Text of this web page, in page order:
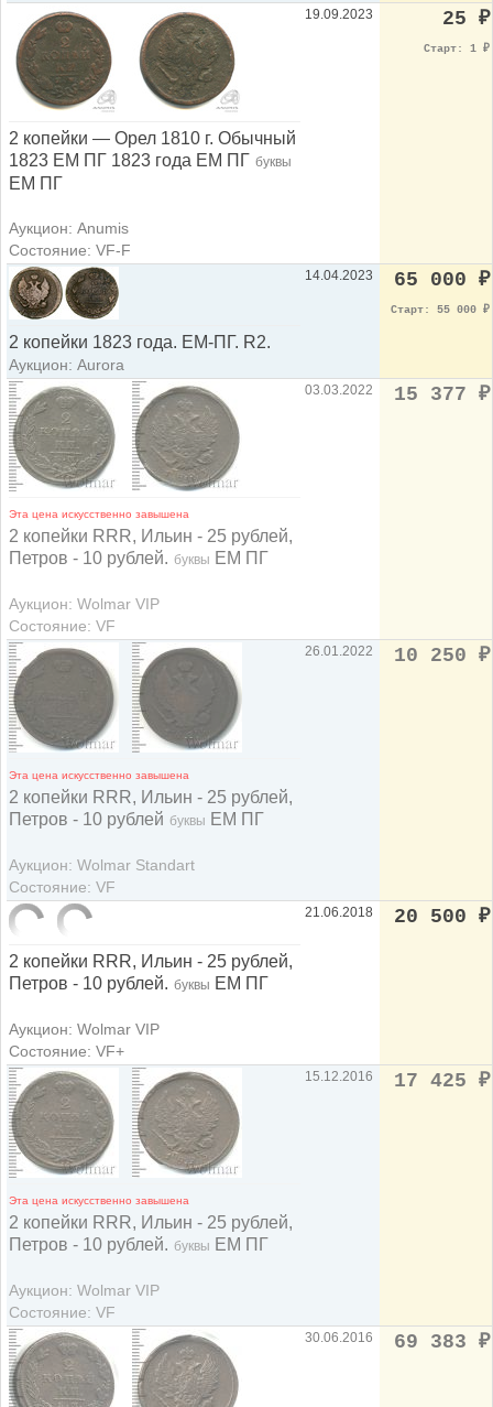
2 копейки — Орел 1810 г. Обычный
1823 ЕМ ПГ 1823 года ЕМ ПГ буквы
ЕМ ПГ
Аукцион: Anumis
Состояние: VF-F
19.09.2023 25 ₽
Старт: 1 ₽
2 копейки 1823 года. ЕМ-ПГ. R2.
Аукцион: Aurora
14.04.2023 65 000 ₽
Старт: 55 000 ₽
Эта цена искусственно завышена
2 копейки RRR, Ильин - 25 рублей,
Петров - 10 рублей. буквы ЕМ ПГ
Аукцион: Wolmar VIP
Состояние: VF
03.03.2022 15 377 ₽
Эта цена искусственно завышена
2 копейки RRR, Ильин - 25 рублей,
Петров - 10 рублей буквы ЕМ ПГ
Аукцион: Wolmar Standart
Состояние: VF
26.01.2022 10 250 ₽
2 копейки RRR, Ильин - 25 рублей,
Петров - 10 рублей. буквы ЕМ ПГ
Аукцион: Wolmar VIP
Состояние: VF+
21.06.2018 20 500 ₽
Эта цена искусственно завышена
2 копейки RRR, Ильин - 25 рублей,
Петров - 10 рублей. буквы ЕМ ПГ
Аукцион: Wolmar VIP
Состояние: VF
15.12.2016 17 425 ₽
30.06.2016 69 383 ₽